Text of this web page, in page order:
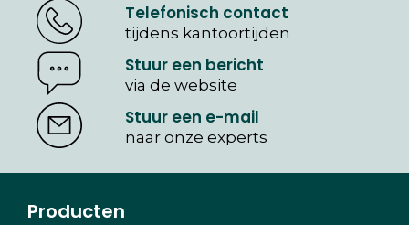
Telefonisch contact
tijdens kantoortijden
Stuur een bericht
via de website
Stuur een e-mail
naar onze experts
Producten